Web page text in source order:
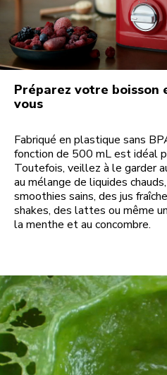
Préparez votre boisson
vous
Fabriqué en plastique sans
fonction de 500 mL est idéal
Toutefois, veillez à le garder
au mélange de liquides
smoothies sains, des jus
shakes, des lattes ou même
la menthe et au concombre.